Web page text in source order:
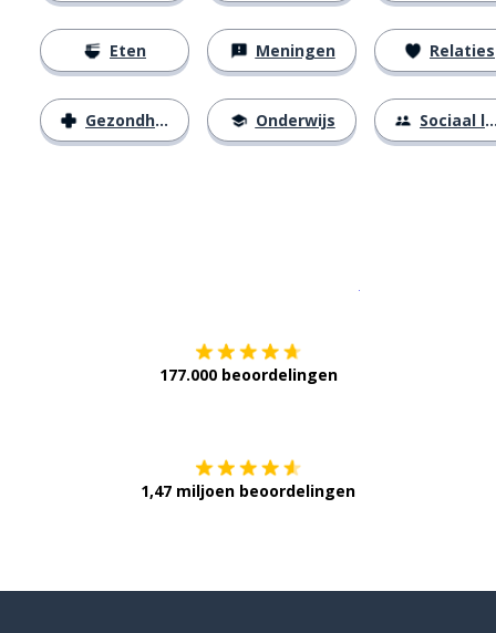
Eten
Gezondheid
Meningen
Onderwijs
Relaties
Sociaal leven
177.000 beoordelingen
1,47 miljoen beoordelingen